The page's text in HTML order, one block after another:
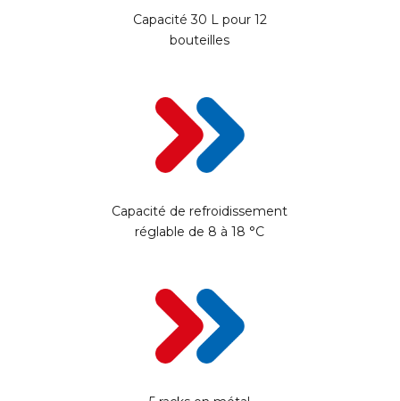
Capacité 30 L pour 12
bouteilles
Capacité de refroidissement
réglable de 8 à 18 °C